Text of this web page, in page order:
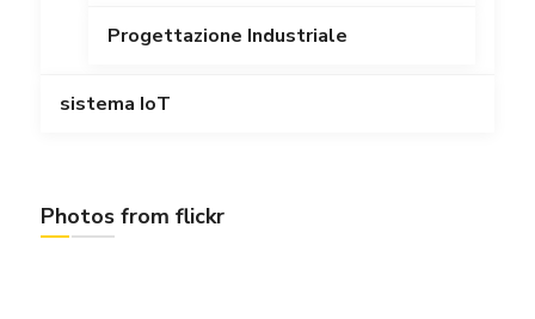
Progettazione Industriale
sistema IoT
Photos from flickr